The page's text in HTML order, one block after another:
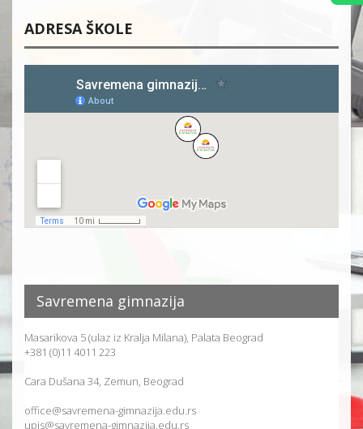
ADRESA ŠKOLE
Savremena gimnazija
Masarikova 5 (ulaz iz Kralja Milana), Palata Beograd
+381 (0)11 4011 223
Cara Dušana 34, Zemun, Beograd
office@savremena-gimnazija.edu.rs
upis@savremena-gimnazija.edu.rs